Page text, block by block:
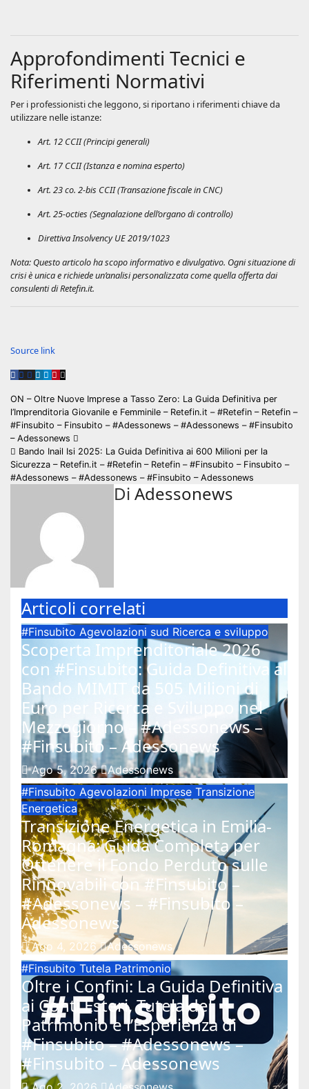
Approfondimenti Tecnici e
Riferimenti Normativi
Per i professionisti che leggono, si riportano i riferimenti chiave da
utilizzare nelle istanze:
Art. 12 CCII (Principi generali)
Art. 17 CCII (Istanza e nomina esperto)
Art. 23 co. 2-bis CCII (Transazione fiscale in CNC)
Art. 25-octies (Segnalazione dell’organo di controllo)
Direttiva Insolvency UE 2019/1023
Nota: Questo articolo ha scopo informativo e divulgativo. Ogni situazione di
crisi è unica e richiede un’analisi personalizzata come quella offerta dai
consulenti di Retefin.it.
articoli
Source link
Navigazione
articoli
ON – Oltre Nuove Imprese a Tasso Zero: La Guida Definitiva per
l’Imprenditoria Giovanile e Femminile – Retefin.it – #Retefin – Retefin –
#Finsubito – Finsubito – #Adessonews – #Adessonews – #Finsubito
– Adessonews
Bando Inail Isi 2025: La Guida Definitiva ai 600 Milioni per la
Sicurezza – Retefin.it – #Retefin – Retefin – #Finsubito – Finsubito –
#Adessonews – #Adessonews – #Finsubito – Adessonews
Di Adessonews
Articoli correlati
#Finsubito Agevolazioni sud Ricerca e sviluppo
Scoperta Imprenditoriale 2026
con #Finsubito: Guida Definitiva al
Bando MIMIT da 505 Milioni di
Euro per Ricerca e Sviluppo nel
Mezzogiorno – #Adessonews –
#Finsubito – Adessonews
Ago 5, 2026 Adessonews
#Finsubito Agevolazioni Imprese Transizione
Energetica
Transizione Energetica in Emilia-
Romagna: Guida Completa per
Ottenere il Fondo Perduto sulle
Rinnovabili con #Finsubito –
#Adessonews – #Finsubito –
Adessonews
Ago 4, 2026 Adessonews
#Finsubito Tutela Patrimonio
Oltre i Confini: La Guida Definitiva
ai Conti Esteri, Tutela del
Patrimonio e l’Esperienza di
#Finsubito – #Adessonews –
#Finsubito – Adessonews